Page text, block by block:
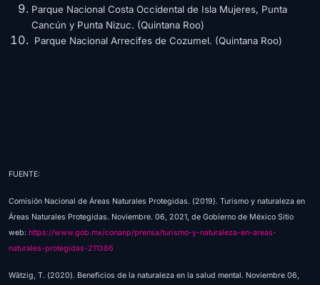
Parque Nacional Costa Occidental de Isla Mujeres, Punta
Cancún y Punta Nizuc. (Quintana Roo)
Parque Nacional Arrecifes de Cozumel. (Quintana Roo)
FUENTE:
Comisión Nacional de Áreas Naturales Protegidas. (2019). Turismo y naturaleza en
Áreas Naturales Protegidas. Noviembre. 06, 2021, de Gobierno de México Sitio
web: https://www.gob.mx/conanp/prensa/turismo-y-naturaleza-en-areas-
naturales-protegidas-211386
Wätzig, T. (2020). Beneficios de la naturaleza en la salud mental. Noviembre 06,